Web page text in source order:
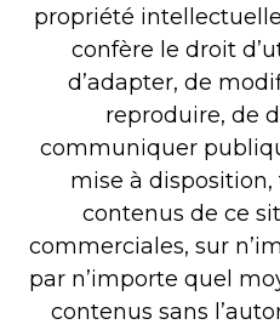
propriété
confère le droit
d’adapter, de
reproduire, de
communiquer
mise à
contenus de ce
commerciales, sur
par n’importe quel
contenus sans